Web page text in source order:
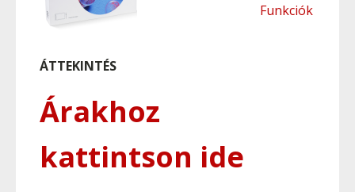
Funkciók
ÁTTEKINTÉS
Árakhoz
kattintson ide